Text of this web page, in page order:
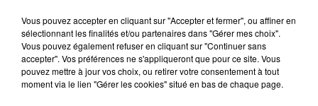
Vous pouvez accepter en cliquant sur "Accepter et fermer", ou affiner en
sélectionnant les finalités et/ou partenaires dans "Gérer mes choix".
Vous pouvez également refuser en cliquant sur "Continuer sans
accepter". Vos préférences ne s'appliqueront que pour ce site. Vous
pouvez mettre à jour vos choix, ou retirer votre consentement à tout
moment via le lien "Gérer les cookies" situé en bas de chaque page.